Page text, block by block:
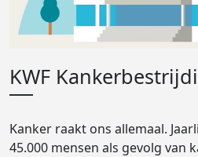
KWF
Kanker raakt ons allemaal.
45.000 mensen als gevolg van